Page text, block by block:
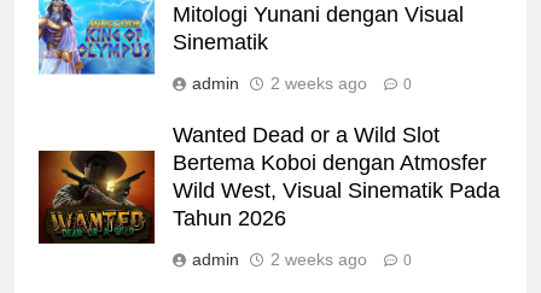
Mitologi Yunani dengan Visual
Sinematik
admin 2 weeks ago 0
Wanted Dead or a Wild Slot
Bertema Koboi dengan Atmosfer
Wild West, Visual Sinematik Pada
Tahun 2026
admin 2 weeks ago 0